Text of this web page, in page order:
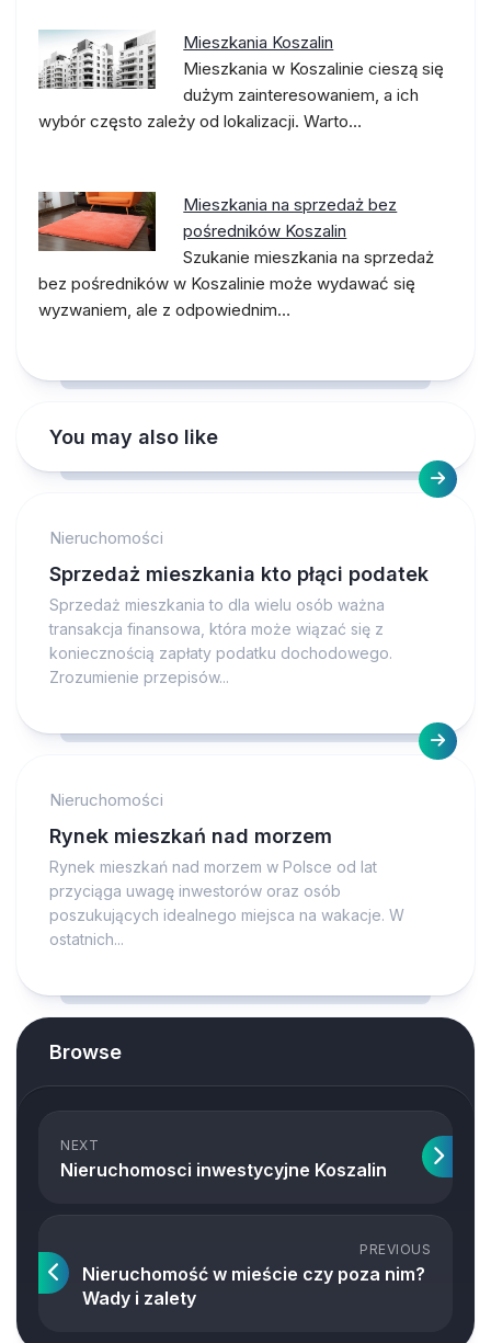
Mieszkania Koszalin
Mieszkania w Koszalinie cieszą się
dużym zainteresowaniem, a ich
wybór często zależy od lokalizacji. Warto…
Mieszkania na sprzedaż bez
pośredników Koszalin
Szukanie mieszkania na sprzedaż
bez pośredników w Koszalinie może wydawać się
wyzwaniem, ale z odpowiednim…
You may also like
Nieruchomości
Sprzedaż mieszkania kto płąci podatek
Sprzedaż mieszkania to dla wielu osób ważna
transakcja finansowa, która może wiązać się z
koniecznością zapłaty podatku dochodowego.
Zrozumienie przepisów...
Nieruchomości
Rynek mieszkań nad morzem
Rynek mieszkań nad morzem w Polsce od lat
przyciąga uwagę inwestorów oraz osób
poszukujących idealnego miejsca na wakacje. W
ostatnich...
Browse
NEXT
Nieruchomosci inwestycyjne Koszalin
PREVIOUS
Nieruchomość w mieście czy poza nim?
Wady i zalety